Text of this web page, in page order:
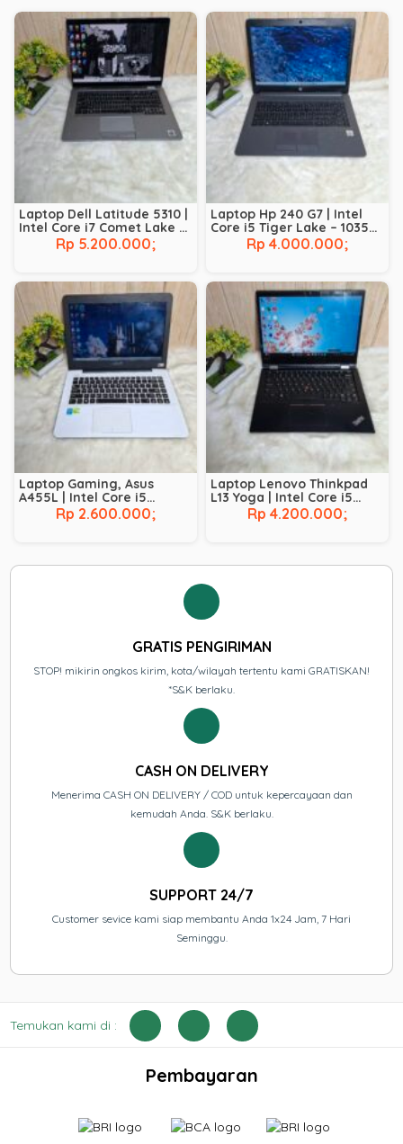
Laptop Dell Latitude 5310 |
Intel Core i7 Comet Lake –
10610U | RAM 8 GB | SSD 256
GB | BACKLIT |
Rp 5.200.000;
Laptop Hp 240 G7 | Intel
Core i5 Tiger Lake – 1035G1
| RAM 8 GB | SSD 256 GB
Rp 4.000.000;
Laptop Gaming, Asus
A455L | Intel Core i5
Broadwell – 5200U | NVIDIA
GeForce 930M | RAM 8 GB |
Rp 2.600.000;
Laptop Lenovo Thinkpad
L13 Yoga | Intel Core i5
Comet Lake – 10210U | RAM
8 GB | SSD 256 GB |
Rp 4.200.000;
GRATIS PENGIRIMAN
STOP! mikirin ongkos kirim, kota/wilayah tertentu kami GRATISKAN!
*S&K berlaku.
CASH ON DELIVERY
Menerima CASH ON DELIVERY / COD untuk kepercayaan dan
kemudah Anda. S&K berlaku.
SUPPORT 24/7
Customer sevice kami siap membantu Anda 1x24 Jam, 7 Hari
Seminggu.
Temukan kami di :
Pembayaran